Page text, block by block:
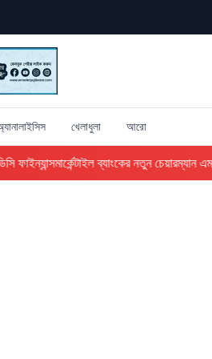
খেলাধুলা আরো
মার্কেন্টাইল ব্যাংকের নতুন চেয়ারম্যান এম